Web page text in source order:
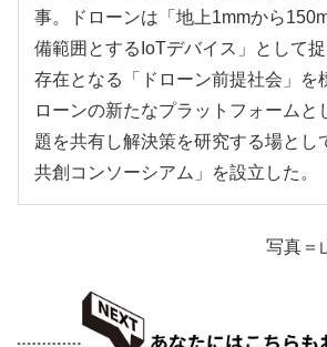
事。ドローンは「地上1mmから
備範囲とするIoTデバイス」として
存在となる「ドローン前提社会」を
ローンの新たなプラットフォームと
題を共有し解決策を研究する場とし
共創コンソーシアム」を設立した。
写真＝